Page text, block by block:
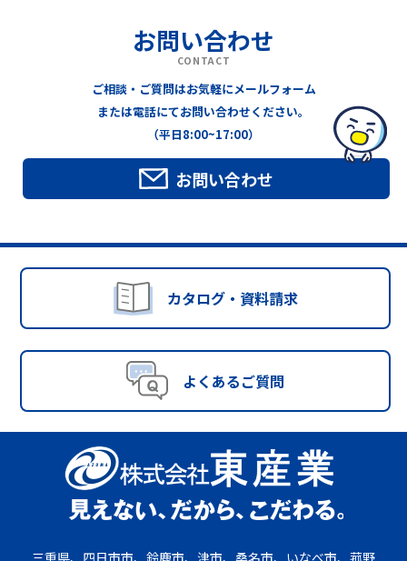
お問い合わせ
CONTACT
ご相談・ご質問はお気軽にメールフォーム
または電話にてお問い合わせください。
（平日8:00~17:00）
お問い合わせ
カタログ・資料請求
よくあるご質問